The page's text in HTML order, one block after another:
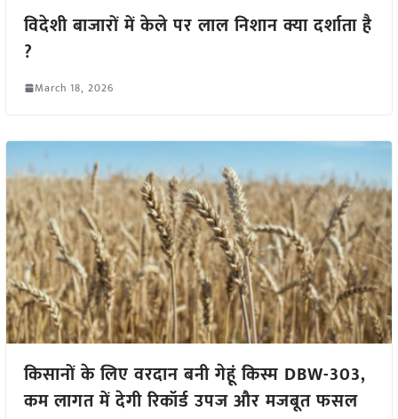
विदेशी बाजारों में केले पर लाल निशान क्या दर्शाता है
?
March 18, 2026
किसानों के लिए वरदान बनी गेहूं किस्म DBW-303,
कम लागत में देगी रिकॉर्ड उपज और मजबूत फसल